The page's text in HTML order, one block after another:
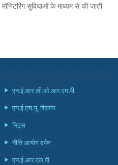
सुविधाओं के माध्यम से की जाती
एन.ई.आर.सी.ओ.आर.एम.पी
एन.ई.एच.यू, शिलांग
निट्स
नीति आयोग दर्पण
एन.ई.आर.एल.पी